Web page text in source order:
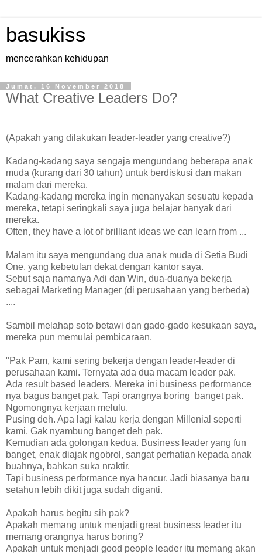
basukiss
mencerahkan kehidupan
Jumat, 16 November 2018
What Creative Leaders Do?
(Apakah yang dilakukan leader-leader yang creative?)
Kadang-kadang saya sengaja mengundang beberapa anak
muda (kurang dari 30 tahun) untuk berdiskusi dan makan
malam dari mereka.
Kadang-kadang mereka ingin menanyakan sesuatu kepada
mereka, tetapi seringkali saya juga belajar banyak dari
mereka.
Often, they have a lot of brilliant ideas we can learn from ...
Malam itu saya mengundang dua anak muda di Setia Budi
One, yang kebetulan dekat dengan kantor saya.
Sebut saja namanya Adi dan Win, dua-duanya bekerja
sebagai Marketing Manager (di perusahaan yang berbeda)
....
Sambil melahap soto betawi dan gado-gado kesukaan saya,
mereka pun memulai pembicaraan.
"Pak Pam, kami sering bekerja dengan leader-leader di
perusahaan kami. Ternyata ada dua macam leader pak.
Ada result based leaders. Mereka ini business performance
nya bagus banget pak. Tapi orangnya boring banget pak.
Ngomongnya kerjaan melulu.
Pusing deh. Apa lagi kalau kerja dengan Millenial seperti
kami. Gak nyambung banget deh pak.
Kemudian ada golongan kedua. Business leader yang fun
banget, enak diajak ngobrol, sangat perhatian kepada anak
buahnya, bahkan suka nraktir.
Tapi business performance nya hancur. Jadi biasanya baru
setahun lebih dikit juga sudah diganti.
Apakah harus begitu sih pak?
Apakah memang untuk menjadi great business leader itu
memang orangnya harus boring?
Apakah untuk menjadi good people leader itu memang akan